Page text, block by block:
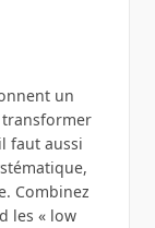
un
faut aussi
Combinez
les « low